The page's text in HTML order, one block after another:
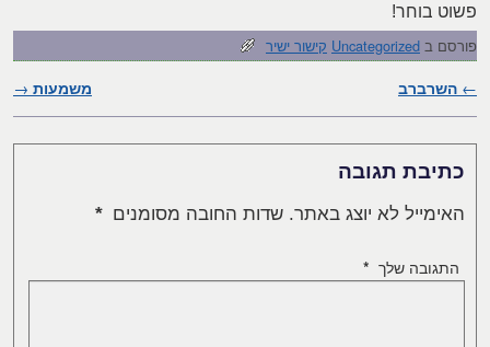
פשוט בוחר!
פורסם ב Uncategorized קישור ישיר
ניווט בפוסטים
← השרברב משמעות →
כתיבת תגובה
האימייל לא יוצג באתר. שדות החובה מסומנים *
התגובה שלך *